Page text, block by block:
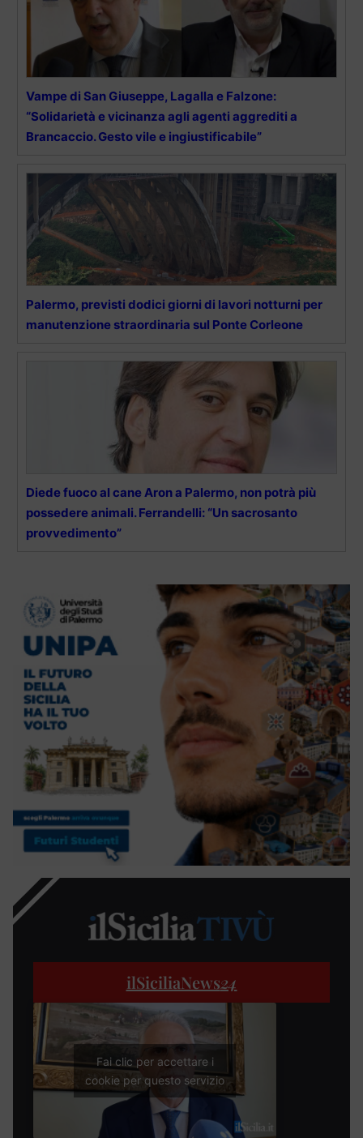
Vampe di San Giuseppe, Lagalla e Falzone:
“Solidarietà e vicinanza agli agenti aggrediti a
Brancaccio. Gesto vile e ingiustificabile”
Palermo, previsti dodici giorni di lavori notturni per
manutenzione straordinaria sul Ponte Corleone
Diede fuoco al cane Aron a Palermo, non potrà più
possedere animali. Ferrandelli: “Un sacrosanto
provvedimento”
ilSiciliaNews24
Fai clic per accettare i
cookie per questo servizio